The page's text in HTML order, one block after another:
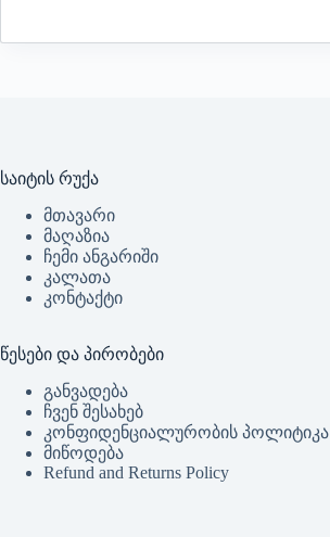
საიტის რუქა
მთავარი
მაღაზია
ჩემი ანგარიში
კალათა
კონტაქტი
წესები და პირობები
განვადება
ჩვენ შესახებ
კონფიდენციალურობის პოლიტიკა
მიწოდება
Refund and Returns Policy